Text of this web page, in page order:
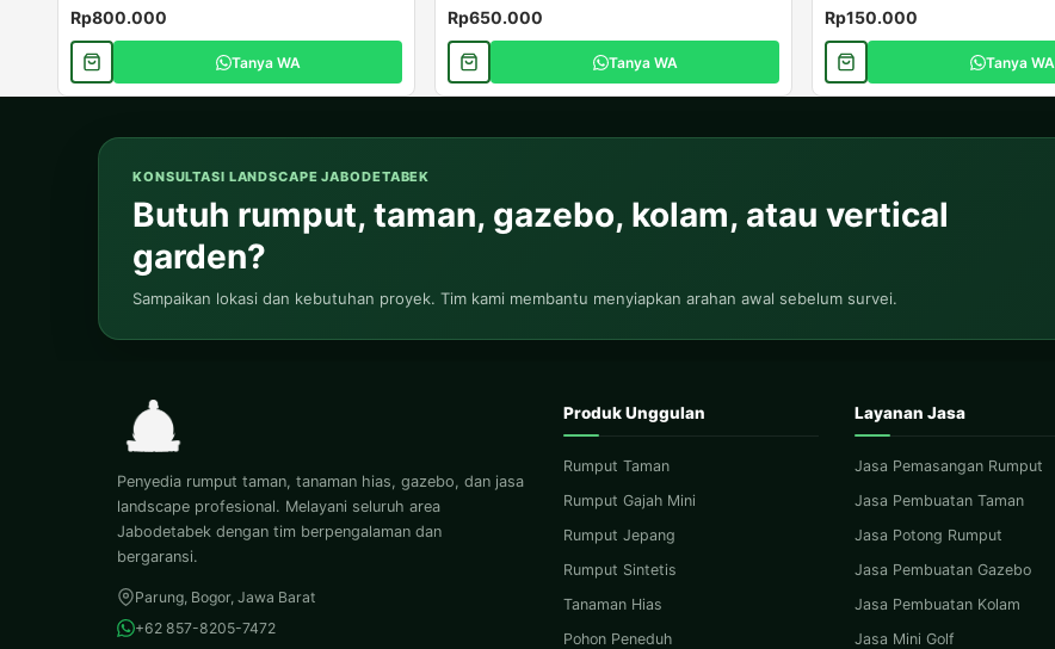
Rp800.000
Tanya WA
Rp650.000
Tanya WA
Rp150.000
Tanya WA
KONSULTASI LANDSCAPE JABODETABEK
Butuh rumput, taman, gazebo, kolam, atau vertical
garden?
Sampaikan lokasi dan kebutuhan proyek. Tim kami membantu menyiapkan arahan awal sebelum survei.
Penyedia rumput taman, tanaman hias, gazebo, dan jasa
landscape profesional. Melayani seluruh area
Jabodetabek dengan tim berpengalaman dan
bergaransi.
Parung, Bogor, Jawa Barat
+62 857-8205-7472
Produk Unggulan
Rumput Taman
Rumput Gajah Mini
Rumput Jepang
Rumput Sintetis
Tanaman Hias
Pohon Peneduh
Layanan Jasa
Jasa Pemasangan Rumput
Jasa Pembuatan Taman
Jasa Potong Rumput
Jasa Pembuatan Gazebo
Jasa Pembuatan Kolam
Jasa Mini Golf